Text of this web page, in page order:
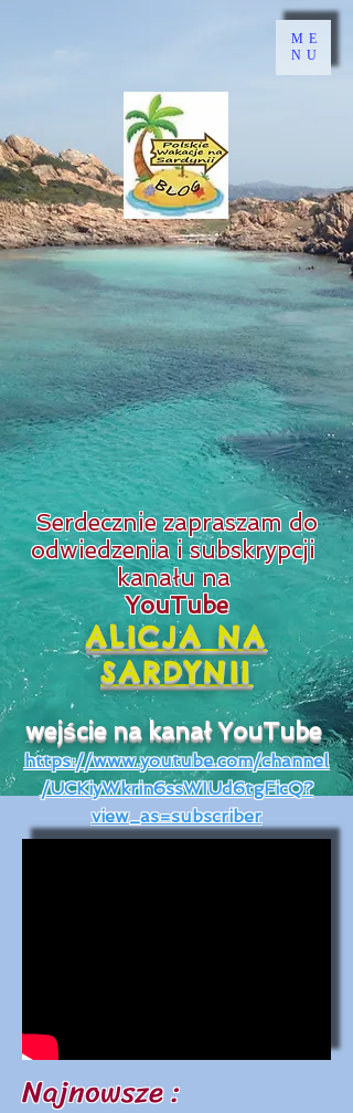
ME
NU
Serdecznie zapraszam do
odwiedzenia i subskrypcji
kanału na
YouTube
ALICJA NA
SARDYNII
wejście na kanał YouTube
https://www.youtube.com/channel
/UCKiyWkrin6ssWIUd6tgFicQ?
view_as=subscriber
Najnowsze :